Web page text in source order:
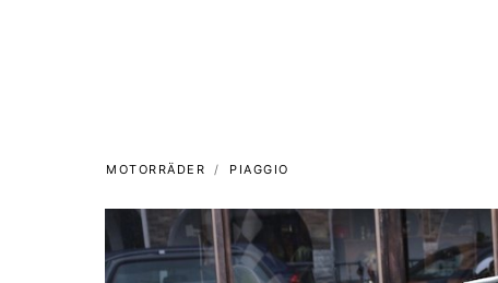
MOTORRÄDER PIAGGIO